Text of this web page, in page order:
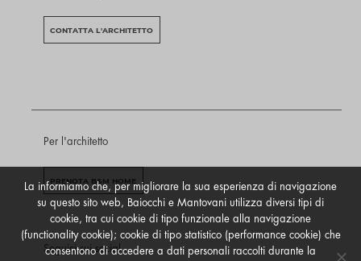
CONTATTA L'ARCHITETTO
Per l'architetto
PRENOTA B&M HOME
Seguici sui social
La informiamo che, per migliorare la sua esperienza di navigazione
su questo sito web, Baiocchi e Mantovani utilizza diversi tipi di
cookie, tra cui cookie di tipo funzionale alla navigazione
(functionality cookie); cookie di tipo statistico (performance cookie) che
consentono di accedere a dati personali raccolti durante la